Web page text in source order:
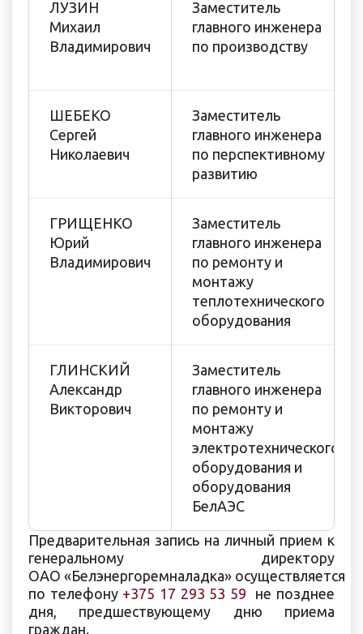
ЛУЗИН
Михаил
Владимирович
Заместитель
главного инженера
по производству
ШЕБЕКО
Сергей
Николаевич
Заместитель
главного инженера
по перспективному
развитию
ГРИЩЕНКО
Юрий
Владимирович
Заместитель
главного инженера
по ремонту и
монтажу
теплотехнического
оборудования
ГЛИНСКИЙ
Александр
Викторович
Заместитель
главного инженера
по ремонту и
монтажу
электротехнического
оборудования и
оборудования
БелАЭС
Предварительная запись на личный прием к
генеральному директору
ОАО «Белэнергоремналадка» осуществляется
по телефону +375 17 293 53 59 не позднее
дня, предшествующему дню приема
граждан.